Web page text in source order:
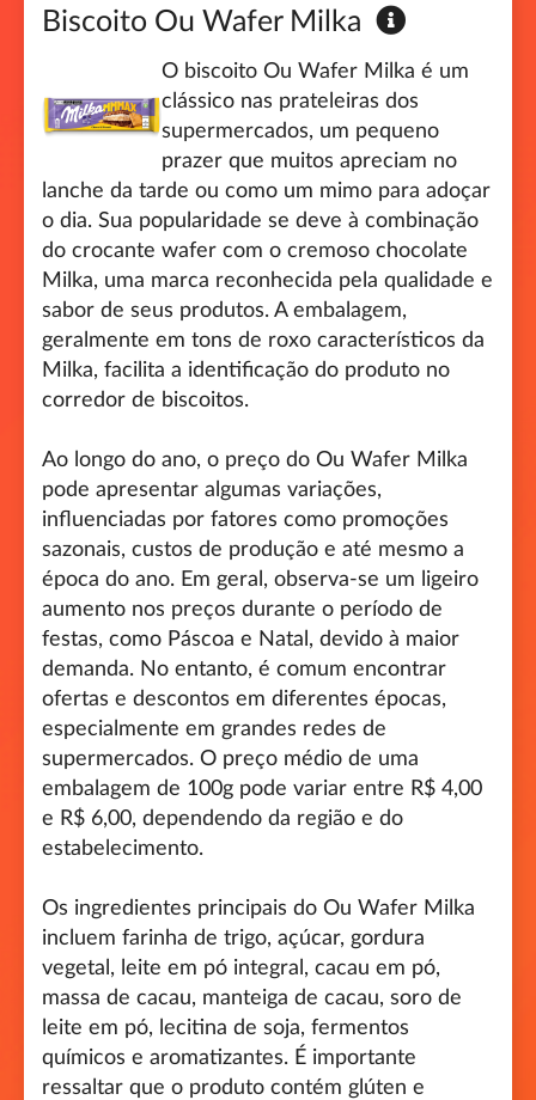
Biscoito Ou Wafer Milka
O biscoito Ou Wafer Milka é um
clássico nas prateleiras dos
supermercados, um pequeno
prazer que muitos apreciam no
lanche da tarde ou como um mimo para adoçar
o dia. Sua popularidade se deve à combinação
do crocante wafer com o cremoso chocolate
Milka, uma marca reconhecida pela qualidade e
sabor de seus produtos. A embalagem,
geralmente em tons de roxo característicos da
Milka, facilita a identificação do produto no
corredor de biscoitos.
Ao longo do ano, o preço do Ou Wafer Milka
pode apresentar algumas variações,
influenciadas por fatores como promoções
sazonais, custos de produção e até mesmo a
época do ano. Em geral, observa-se um ligeiro
aumento nos preços durante o período de
festas, como Páscoa e Natal, devido à maior
demanda. No entanto, é comum encontrar
ofertas e descontos em diferentes épocas,
especialmente em grandes redes de
supermercados. O preço médio de uma
embalagem de 100g pode variar entre R$ 4,00
e R$ 6,00, dependendo da região e do
estabelecimento.
Os ingredientes principais do Ou Wafer Milka
incluem farinha de trigo, açúcar, gordura
vegetal, leite em pó integral, cacau em pó,
massa de cacau, manteiga de cacau, soro de
leite em pó, lecitina de soja, fermentos
químicos e aromatizantes. É importante
ressaltar que o produto contém glúten e